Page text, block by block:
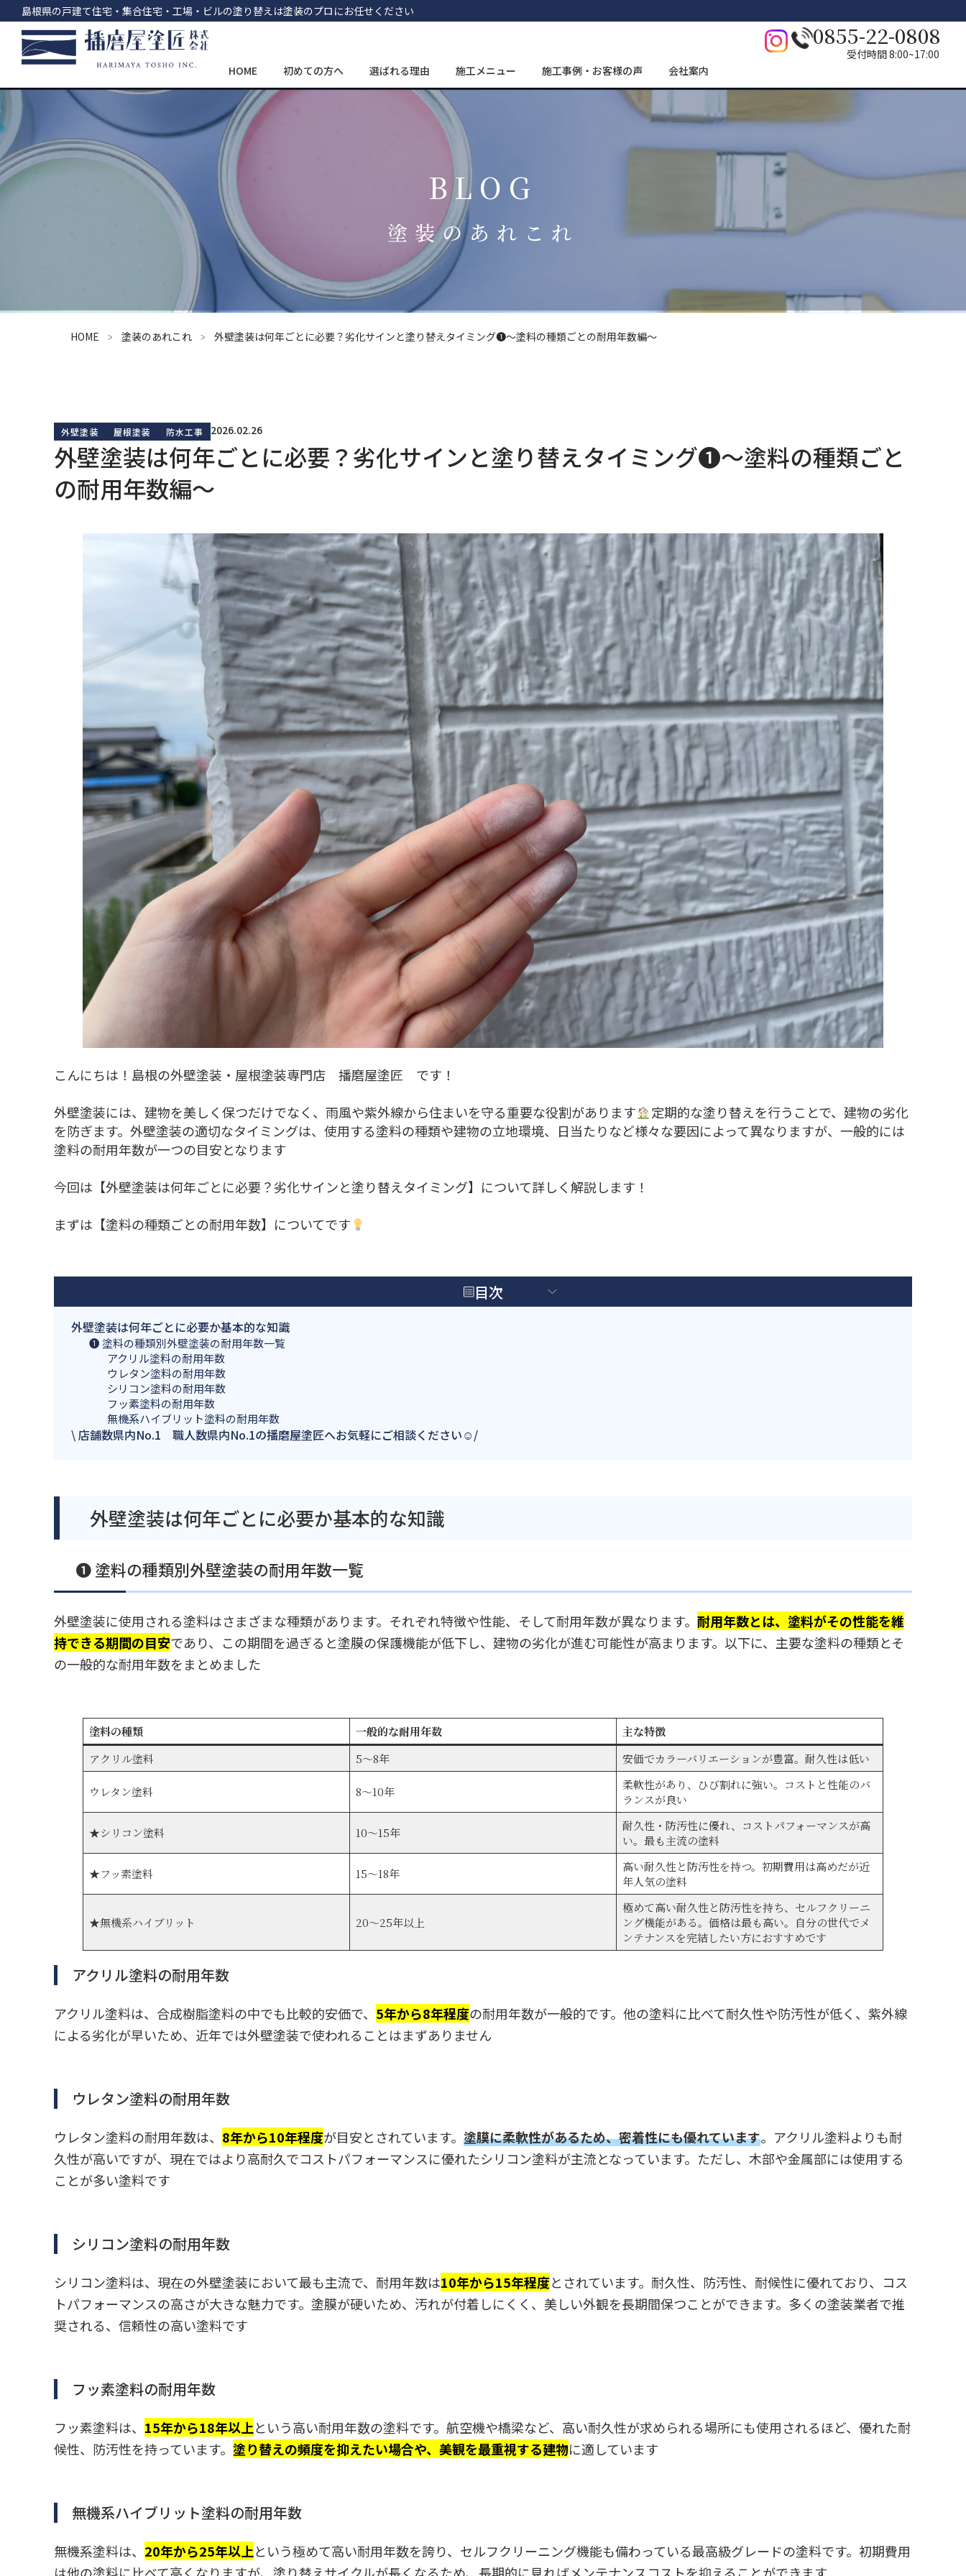
コ
ン
テ
ン
ツ
へ
ナ
ビ
ゲ
ー
シ
ョ
島根県の戸建て住宅・集合住宅・工場・ビルの塗り替えは塗装のプロにお任せください
HOME 初めての方へ 選ばれる理由 施工メニュー 施工事例・お客様の声 会社案内
0855-22-0808
受付時間 8:00~17:00
BLOG
塗装のあれこれ
HOME 塗装のあれこれ 外壁塗装は何年ごとに必要？劣化サインと塗り替えタイミング❶～塗料の種類ごとの耐用年数編～
外壁塗装 屋根塗装 防水工事 2026.02.26
外壁塗装は何年ごとに必要？劣化サインと塗り替えタイミング❶～塗料の種類ごと
の耐用年数編～
こんにちは！島根の外壁塗装・屋根塗装専門店 播磨屋塗匠 です！
外壁塗装には、建物を美しく保つだけでなく、雨風や紫外線から住まいを守る重要な役割があります
定期的な塗り替えを行うことで、建物の劣化
を防ぎます。外壁塗装の適切なタイミングは、使用する塗料の種類や建物の立地環境、日当たりなど様々な要因によって異なりますが、一般的には
塗料の耐用年数が一つの目安となります
今回は【外壁塗装は何年ごとに必要？劣化サインと塗り替えタイミング】について詳しく解説します！
まずは【塗料の種類ごとの耐用年数】についてです
目次
外壁塗装は何年ごとに必要か基本的な知識
❶ 塗料の種類別外壁塗装の耐用年数一覧
アクリル塗料の耐用年数
ウレタン塗料の耐用年数
シリコン塗料の耐用年数
フッ素塗料の耐用年数
無機系ハイブリット塗料の耐用年数
\ 店舗数県内No.1 職人数県内No.1の播磨屋塗匠へお気軽にご相談ください☺/
外壁塗装は何年ごとに必要か基本的な知識
❶ 塗料の種類別外壁塗装の耐用年数一覧
外壁塗装に使用される塗料はさまざまな種類があります。それぞれ特徴や性能、そして耐用年数が異なります。 耐用年数とは、塗料がその性能を維
持できる期間の目安であり、この期間を過ぎると塗膜の保護機能が低下し、建物の劣化が進む可能性が高まります。以下に、主要な塗料の種類とそ
の一般的な耐用年数をまとめました
塗料の種類 一般的な耐用年数
主な特徴
アクリル塗料
5～8年 安価でカラーバリエーションが豊富。耐久性は低い
ウレタン塗料 8～10年
柔軟性があり、ひび割れに強い。コストと性能のバ
ランスが良い
★シリコン塗料 10～15年
耐久性・防汚性に優れ、コストパフォーマンスが高
い。最も主流の塗料
★フッ素塗料 15～18年
高い耐久性と防汚性を持つ。初期費用は高めだが近
年人気の塗料
★無機系ハイブリット 20～25年以上
極めて高い耐久性と防汚性を持ち、セルフクリーニ
ング機能がある。価格は最も高い。自分の世代でメ
ンテナンスを完結したい方におすすめです
アクリル塗料の耐用年数
アクリル塗料は、合成樹脂塗料の中でも比較的安価で、 5年から8年程度の耐用年数が一般的です。他の塗料に比べて耐久性や防汚性が低く、紫外線
による劣化が早いため、近年では外壁塗装で使われることはまずありません
ウレタン塗料の耐用年数
ウレタン塗料の耐用年数は、 8年から10年程度が目安とされています。 塗膜に柔軟性があるため、密着性にも優れています。アクリル塗料よりも耐
久性が高いですが、現在ではより高耐久でコストパフォーマンスに優れたシリコン塗料が主流となっています。ただし、木部や金属部には使用する
ことが多い塗料です
シリコン塗料の耐用年数
シリコン塗料は、現在の外壁塗装において最も主流で、耐用年数は10年から15年程度とされています。耐久性、防汚性、耐候性に優れており、コス
トパフォーマンスの高さが大きな魅力です。塗膜が硬いため、汚れが付着しにくく、美しい外観を長期間保つことができます。多くの塗装業者で推
奨される、信頼性の高い塗料です
フッ素塗料の耐用年数
フッ素塗料は、 15年から18年以上という高い耐用年数の塗料です。航空機や橋梁など、高い耐久性が求められる場所にも使用されるほど、優れた耐
候性、防汚性を持っています。 塗り替えの頻度を抑えたい場合や、美観を最重視する建物に適しています
無機系ハイブリット塗料の耐用年数
無機系塗料は、 20年から25年以上という極めて高い耐用年数を誇り、セルフクリーニング機能も備わっている最高級グレードの塗料です。初期費用